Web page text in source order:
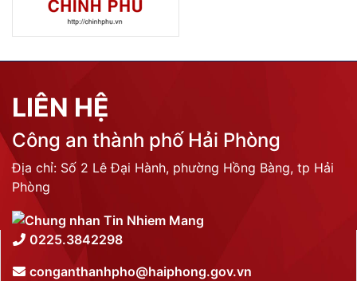
LIÊN HỆ
Công an thành phố Hải Phòng
Địa chỉ: Số 2 Lê Đại Hành, phường Hồng Bàng, tp Hải
Phòng
0225.3842298
conganthanhpho@haiphong.gov.vn